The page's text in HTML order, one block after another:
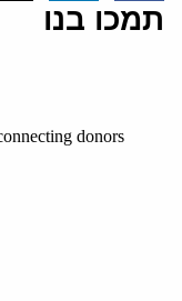
תמכו בנו